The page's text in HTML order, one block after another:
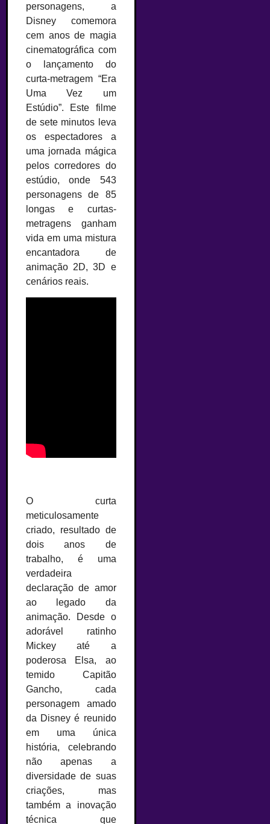
personagens, a
Disney comemora
cem anos de magia
cinematográfica com
o lançamento do
curta-metragem “Era
Uma Vez um
Estúdio”. Este filme
de sete minutos leva
os espectadores a
uma jornada mágica
pelos corredores do
estúdio, onde 543
personagens de 85
longas e curtas-
metragens ganham
vida em uma mistura
encantadora de
animação 2D, 3D e
cenários reais.
O curta
meticulosamente
criado, resultado de
dois anos de
trabalho, é uma
verdadeira
declaração de amor
ao legado da
animação. Desde o
adorável ratinho
Mickey até a
poderosa Elsa, ao
temido Capitão
Gancho, cada
personagem amado
da Disney é reunido
em uma única
história, celebrando
não apenas a
diversidade de suas
criações, mas
também a inovação
técnica que